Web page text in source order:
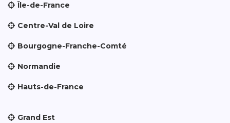
Île-de-France
Centre-Val de Loire
Bourgogne-Franche-Comté
Normandie
Hauts-de-France
Grand Est